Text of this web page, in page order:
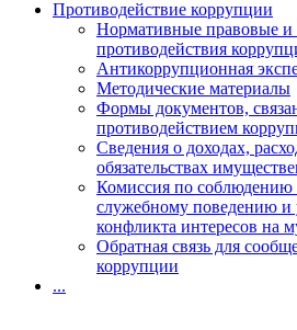
Противодействие коррупции
Нормативные правовые и
противодействия
Антикоррупционная
Методические материалы
Формы документов,
противодействием
Сведения о доходах,
обязательствах
Комиссия по соблюдению
служебному поведению и
конфликта интересов на
Обратная связь для
коррупции
...